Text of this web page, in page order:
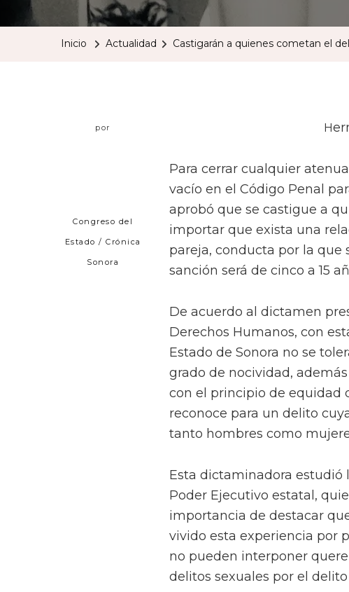
Inicio Actualidad Castigarán a quienes cometan el
por
Congreso del
Estado / Crónica
Sonora
H
Para cerrar cualquier
vacío en el Código Penal
aprobó que se castigue a
importar que exista una
pareja, conducta por la que
sanción será de cinco a 15
De acuerdo al dictamen
Derechos Humanos, con
Estado de Sonora no se
grado de nocividad,
con el principio de equidad
reconoce para un delito
tanto hombres como
Esta dictaminadora estudió
Poder Ejecutivo estatal,
importancia de destacar
vivido esta experiencia por
no pueden interponer
delitos sexuales por el